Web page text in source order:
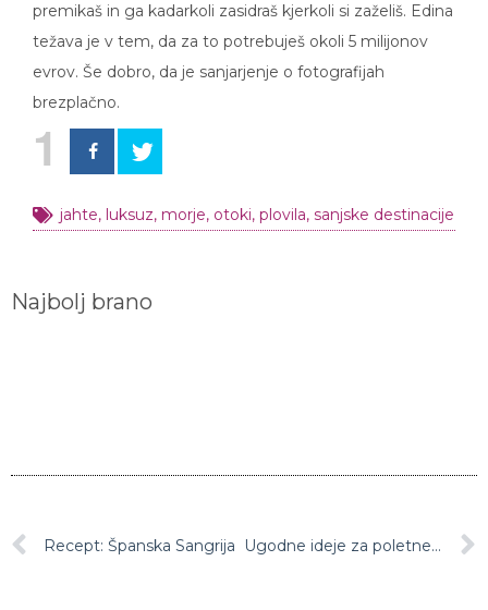
premikaš in ga kadarkoli zasidraš kjerkoli si zaželiš. Edina
težava je v tem, da za to potrebuješ okoli 5 milijonov
evrov. Še dobro, da je sanjarjenje o fotografijah
brezplačno.
1
jahte, luksuz, morje, otoki, plovila, sanjske destinacije
Najbolj brano
Recept: Španska Sangrija Ugodne ideje za poletne vikend izlete